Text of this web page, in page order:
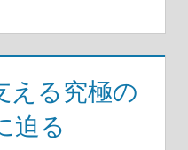
える究極の
迫る